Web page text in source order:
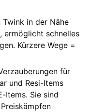
Twink in der Nähe
ermöglicht schnelles
Kürzere Wege =
für
und Resi-Items
Items. Sie sind